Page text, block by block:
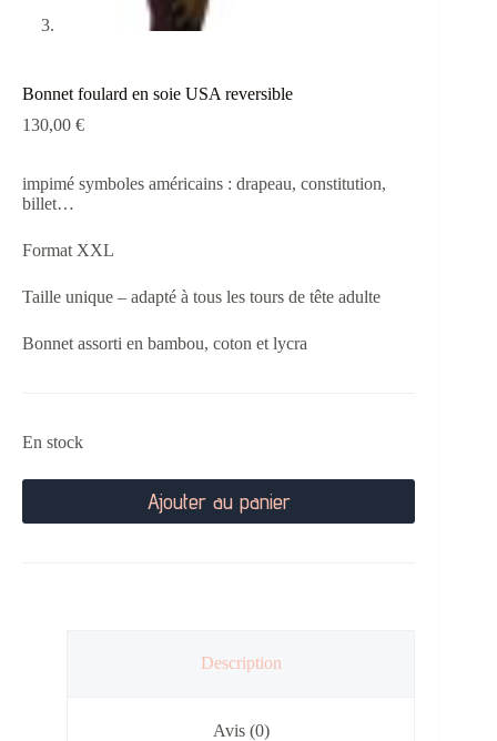
Bonnet foulard en soie USA reversible
130,00 €
impimé symboles américains : drapeau, constitution,
billet…
Format XXL
Taille unique – adapté à tous les tours de tête adulte
Bonnet assorti en bambou, coton et lycra
En stock
Ajouter au panier
Description
Avis (0)